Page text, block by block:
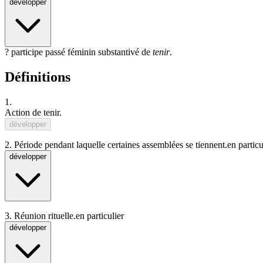
développer
? participe passé féminin substantivé de tenir.
Définitions
1.
Action de tenir.
développer
2. Période pendant laquelle certaines assemblées se tiennent.en
développer
3. Réunion rituelle.en particulier
développer